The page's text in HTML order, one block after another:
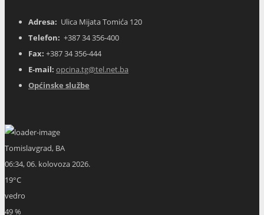
Adresa: Ulica Mijata Tomića 120
Telefon: +387 34 356-400
Fax: +387 34 356-444
E-mail: opcina.tg@tel.net.ba
Općinske službe
Tomislavgrad, BA
06:34,06. kolovoza 2026.
19°C
vedro
49 %